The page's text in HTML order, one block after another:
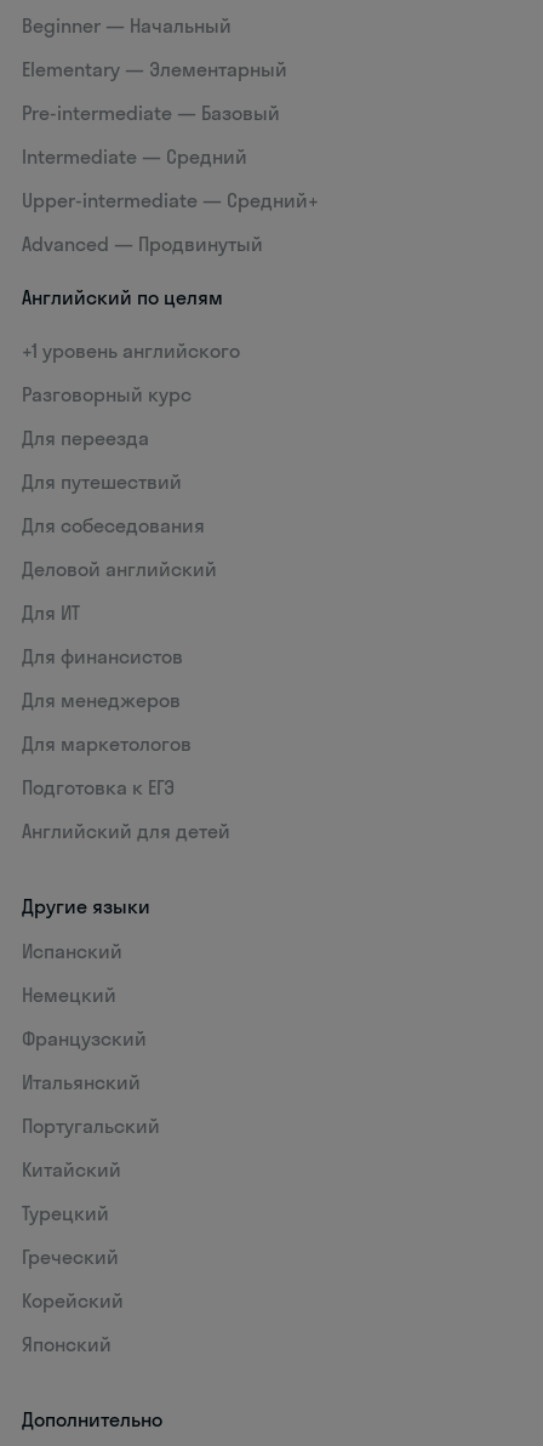
Beginner — Начальный
Elementary — Элементарный
Pre-intermediate — Базовый
Intermediate — Средний
Upper-intermediate — Средний+
Advanced — Продвинутый
Английский по целям
+1 уровень английского
Разговорный курс
Для переезда
Для путешествий
Для собеседования
Деловой английский
Для ИТ
Для финансистов
Для менеджеров
Для маркетологов
Подготовка к ЕГЭ
Английский для детей
Другие языки
Испанский
Немецкий
Французский
Итальянский
Португальский
Китайский
Турецкий
Греческий
Корейский
Японский
Дополнительно